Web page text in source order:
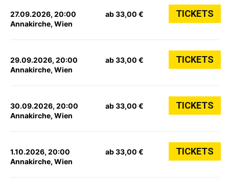
27.09.2026, 20:00
Annakirche, Wien
ab 33,00 € TICKETS
29.09.2026, 20:00
Annakirche, Wien
ab 33,00 € TICKETS
30.09.2026, 20:00
Annakirche, Wien
ab 33,00 € TICKETS
1.10.2026, 20:00
Annakirche, Wien
ab 33,00 € TICKETS